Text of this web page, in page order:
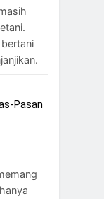
on
Pasan